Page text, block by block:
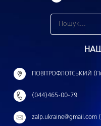
н
й
:
ПОВІТРОФЛОТСЬКИЙ
(044)465-00-79
zalp.ukraine@gmail.com